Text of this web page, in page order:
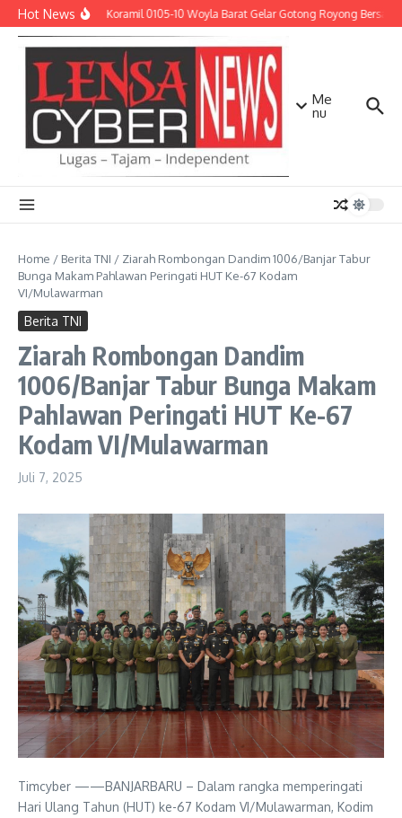
Lewati ke konten
Hot NewsBabinsa Koramil 0105-10 Woyla Barat Gelar Gotong Royong
Me
nu
Home / Berita TNI / Ziarah Rombongan Dandim 1006/Banjar Tabur
Bunga Makam Pahlawan Peringati HUT Ke-67 Kodam
VI/Mulawarman
Berita TNI
Ziarah Rombongan Dandim
1006/Banjar Tabur Bunga Makam
Pahlawan Peringati HUT Ke-67
Kodam VI/Mulawarman
Juli 7, 2025
Timcyber ——BANJARBARU – Dalam rangka memperingati
Hari Ulang Tahun (HUT) ke-67 Kodam VI/Mulawarman, Kodim